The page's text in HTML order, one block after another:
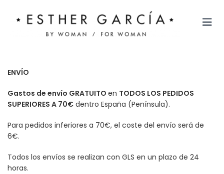
ENVÍO
Gastos de envío GRATUITO en TODOS LOS PEDIDOS
SUPERIORES A 70€ dentro España (Península).
Para pedidos inferiores a 70€, el coste del envío será de
6€.
Todos los envíos se realizan con GLS en un plazo de 24
horas.